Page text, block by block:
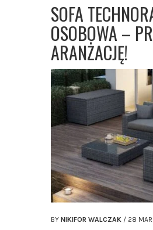
SOFA
OSOBOWA –
ARANŻACJĘ!
BY NIKIFOR WALCZAK / 28